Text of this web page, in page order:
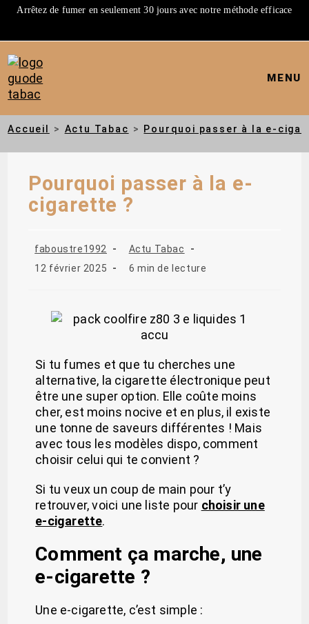
Arrêtez de fumer en seulement 30 jours avec notre méthode efficace
MENU
Accueil > Actu Tabac > Pourquoi passer à la e-
Pourquoi passer à la e-
cigarette ?
faboustre1992
Actu Tabac
12 février 2025
6 min de lecture
Si tu fumes et que tu cherches une
alternative, la cigarette électronique peut
être une super option. Elle coûte moins
cher, est moins nocive et en plus, il existe
une tonne de saveurs différentes ! Mais
avec tous les modèles dispo, comment
choisir celui qui te convient ?
Si tu veux un coup de main pour t’y
retrouver, voici une liste pour choisir une
e-cigarette.
Comment ça marche, une
e-cigarette ?
Une e-cigarette, c’est simple :